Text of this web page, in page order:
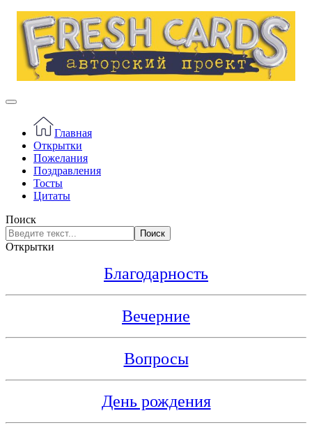
Главная
Открытки
Пожелания
Поздравления
Тосты
Цитаты
Поиск
Поиск
Открытки
Благодарность
Вечерние
Вопросы
День рождения